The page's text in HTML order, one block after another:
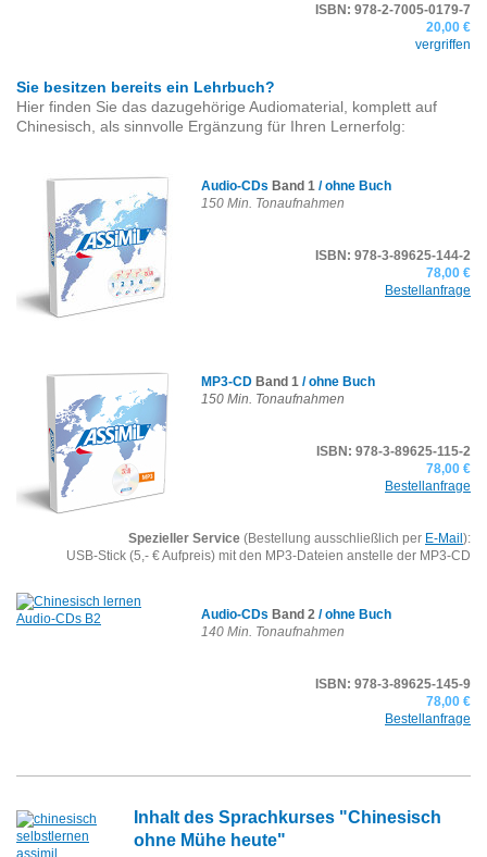
ISBN: 978-2-7005-0179-7
20,00 €
vergriffen
Sie besitzen bereits ein Lehrbuch?
Hier finden Sie das dazugehörige Audiomaterial, komplett auf
Chinesisch, als sinnvolle Ergänzung für Ihren Lernerfolg:
Audio-CDs Band 1 / ohne Buch
150 Min. Tonaufnahmen
ISBN: 978-3-89625-144-2
78,00 €
Bestellanfrage
MP3-CD Band 1 / ohne Buch
150 Min. Tonaufnahmen
ISBN: 978-3-89625-115-2
78,00 €
Bestellanfrage
Spezieller Service (Bestellung ausschließlich per E-Mail):
USB-Stick (5,- € Aufpreis) mit den MP3-Dateien anstelle der MP3-CD
Audio-CDs Band 2 / ohne Buch
140 Min. Tonaufnahmen
ISBN: 978-3-89625-145-9
78,00 €
Bestellanfrage
Inhalt des Sprachkurses "Chinesisch
ohne Mühe heute"